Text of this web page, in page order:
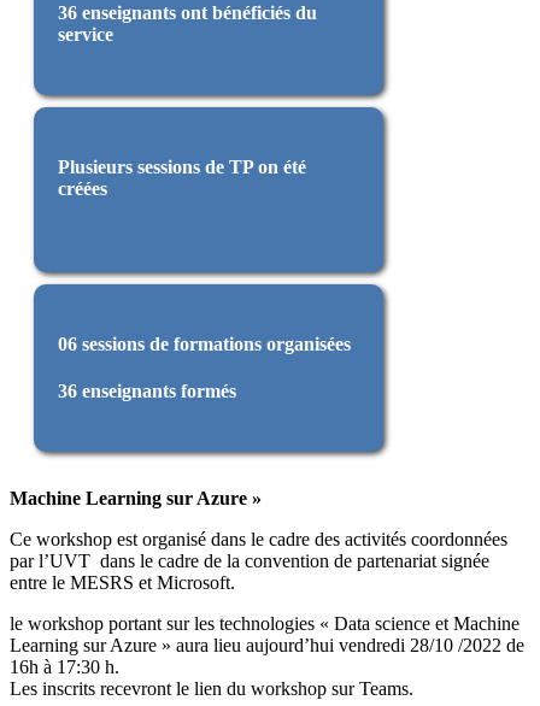
36 enseignants ont bénéficiés du
service
Plusieurs sessions de TP on été
créées
06 sessions de formations organisées
36 enseignants formés
Machine Learning sur Azure »
Ce workshop est organisé dans le cadre des activités coordonnées
par l’UVT dans le cadre de la convention de partenariat signée
entre le MESRS et Microsoft.
le workshop portant sur les technologies « Data science et Machine
Learning sur Azure » aura lieu aujourd’hui vendredi 28/10 /2022 de
16h à 17:30 h.
Les inscrits recevront le lien du workshop sur Teams.